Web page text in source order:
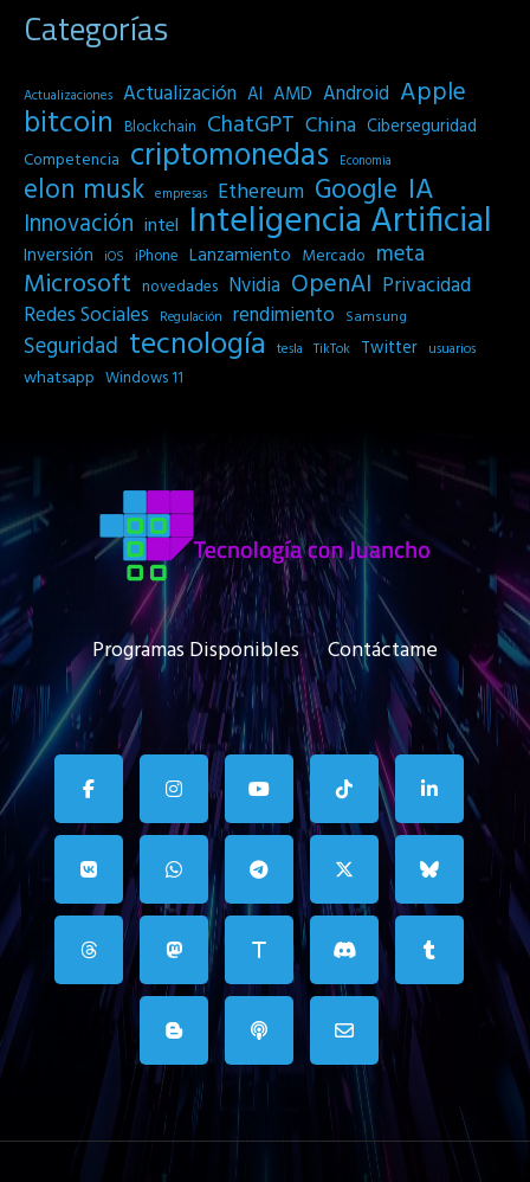
Categorías
Actualizaciones Actualización AI AMD Android Apple
bitcoin Blockchain ChatGPT China Ciberseguridad
Competencia criptomonedas Economia
elon musk empresas Ethereum Google IA
Innovación intel Inteligencia Artificial
Inversión iOS iPhone Lanzamiento Mercado meta
Microsoft novedades Nvidia OpenAI Privacidad
Redes Sociales
Regulación rendimiento Samsung
Seguridad tecnología tesla TikTok Twitter usuarios
whatsapp Windows 11
Programas Disponibles Contáctame